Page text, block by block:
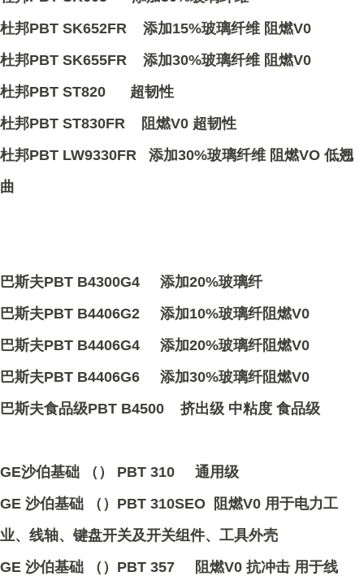
杜邦PBT SK652FR 添加15%玻璃纤维 阻燃V0
杜邦PBT SK655FR 添加30%玻璃纤维 阻燃V0
杜邦PBT ST820 超韧性
杜邦PBT ST830FR 阻燃V0 超韧性
杜邦PBT LW9330FR 添加30%玻璃纤维 阻燃VO 低翘
曲
巴斯夫PBT B4300G4 添加20%玻璃纤
巴斯夫PBT B4406G2 添加10%玻璃纤阻燃V0
巴斯夫PBT B4406G4 添加20%玻璃纤阻燃V0
巴斯夫PBT B4406G6 添加30%玻璃纤阻燃V0
巴斯夫食品级PBT B4500 挤出级 中粘度 食品级
GE沙伯基础 （） PBT 310 通用级
GE 沙伯基础 （）PBT 310SEO 阻燃V0 用于电力工
业、线轴、键盘开关及开关组件、工具外壳
GE 沙伯基础 （）PBT 357 阻燃V0 抗冲击 用于线